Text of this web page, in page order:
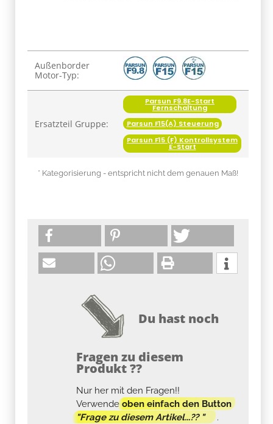
Produkteigenschaft
Wert
Außenborder
Motor-Typ:
Ersatzteil Gruppe:
Parsun F9.8E-Start
Fernschaltung
Parsun F15(A) Steuerung
Parsun F15 (F) Kontrollsystem
E-Start
* Kategorisierung - entspricht nicht dem genauen Maß!
Du hast noch
Fragen zu diesem
Produkt ??
Nur her mit den Fragen!!
Verwendeoben einfach den Button
"Frage zu diesem Artikel...?? "
.